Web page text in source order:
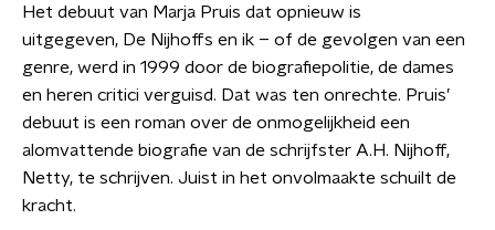
Het debuut van Marja Pruis dat opnieuw is
uitgegeven, De Nijhoffs en ik – of de gevolgen van een
genre, werd in 1999 door de biografiepolitie, de dames
en heren critici verguisd. Dat was ten onrechte. Pruis’
debuut is een roman over de onmogelijkheid een
alomvattende biografie van de schrijfster A.H. Nijhoff,
Netty, te schrijven. Juist in het onvolmaakte schuilt de
kracht.